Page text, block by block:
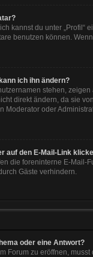
kannst du unter
benutzen können.
ich ihn ändern?
stehen,
direkt ändern, da sie
Moderator oder
auf den E-Mail-Link
die foreninterne E-
Gäste verhindern.
oder eine Antwort?
Forum zu eröffnen,